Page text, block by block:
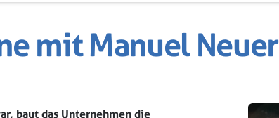
mit Manuel Neuer
baut das Unternehmen die